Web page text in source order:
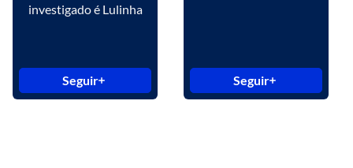
investigado é Lulinha
Seguir Seguir